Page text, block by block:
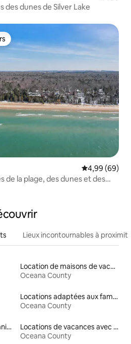
des dunes de Silver Lake
Évaluation
4,99 (69)
de la plage, des dunes et des
Lieux incontournables à
Location de maisons de vacances
Oceana County
Locations adaptées aux familles
Oceana County
Locations adaptées aux animaux
Locations de vacances avec piscine
Oceana County